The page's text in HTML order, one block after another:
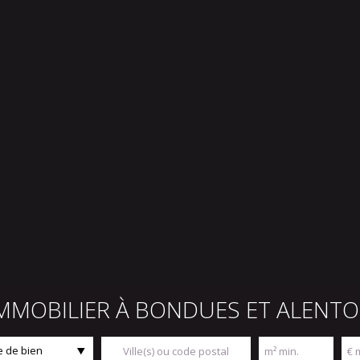
À BONDUES ET
de bien